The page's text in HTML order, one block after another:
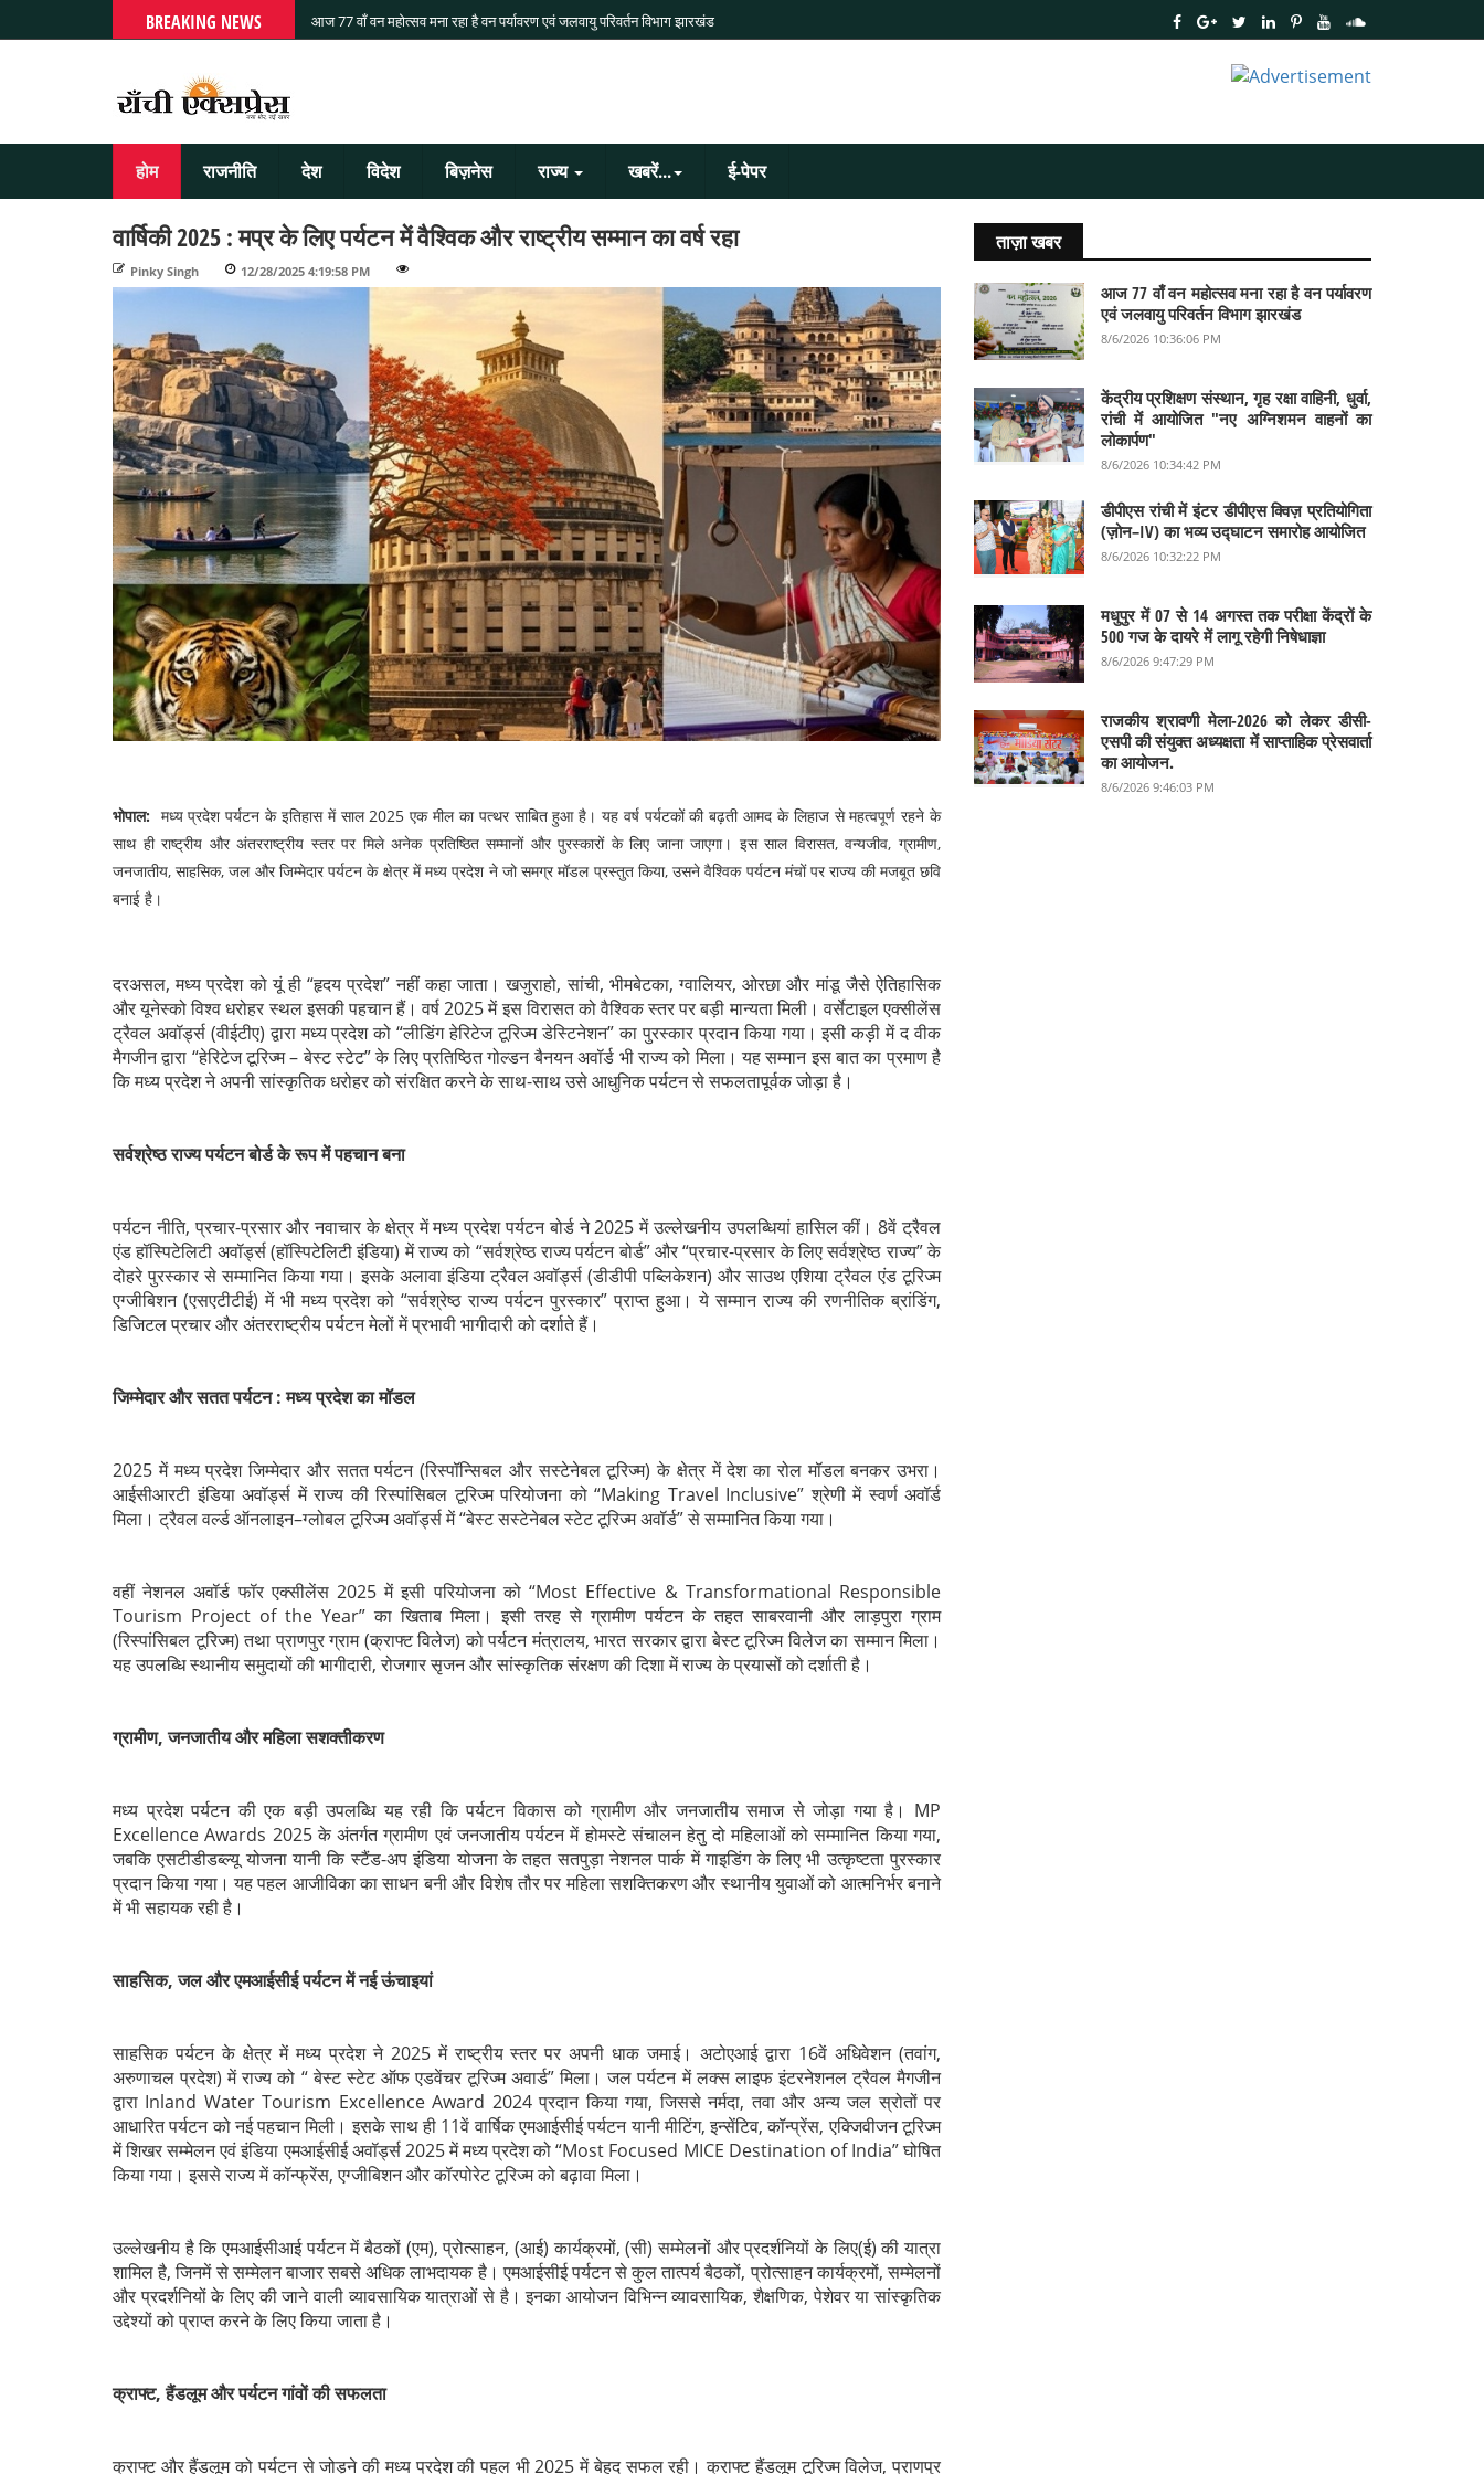
BREAKING NEWS आज 77 वाँ वन महोत्सव मना रहा है वन पर्यावरण एवं जलवायु परिवर्तन विभाग झारखंड
होम राजनीति देश विदेश बिज़नेस राज्य खबरें... ई-पेपर
वार्ष‍िकी 2025 : मप्र के लिए पर्यटन में वैश्‍विक और राष्‍ट्रीय सम्‍मान का वर्ष रहा
Pinky Singh 12/28/2025 4:19:58 PM
भोपाल: मध्य प्रदेश पर्यटन के इतिहास में साल 2025 एक मील का पत्थर साबित हुआ है। यह वर्ष पर्यटकों की बढ़ती आमद के लिहाज से महत्वपूर्ण रहने के
साथ ही राष्ट्रीय और अंतरराष्ट्रीय स्तर पर मिले अनेक प्रतिष्‍ठित सम्मानों और पुरस्कारों के लिए जाना जाएगा। इस साल विरासत, वन्यजीव, ग्रामीण,
जनजातीय, साहसिक, जल और जिम्मेदार पर्यटन के क्षेत्र में मध्य प्रदेश ने जो समग्र मॉडल प्रस्तुत किया, उसने वैश्विक पर्यटन मंचों पर राज्य की मजबूत छवि
बनाई है।
दरअसल, मध्य प्रदेश को यूं ही “हृदय प्रदेश” नहीं कहा जाता। खजुराहो, सांची, भीमबेटका, ग्वालियर, ओरछा और मांडू जैसे ऐतिहासिक
और यूनेस्को विश्व धरोहर स्थल इसकी पहचान हैं। वर्ष 2025 में इस विरासत को वैश्विक स्तर पर बड़ी मान्यता मिली। वर्सेटाइल एक्सीलेंस
ट्रैवल अवॉर्ड्स (वीईटीए) द्वारा मध्य प्रदेश को “लीडिंग हेरिटेज टूरिज्म डेस्टिनेशन” का पुरस्कार प्रदान किया गया। इसी कड़ी में द वीक
मैगजीन द्वारा “हेरिटेज टूरिज्म – बेस्ट स्टेट” के लिए प्रतिष्ठित गोल्डन बैनयन अवॉर्ड भी राज्य को मिला। यह सम्मान इस बात का प्रमाण है
कि मध्य प्रदेश ने अपनी सांस्कृतिक धरोहर को संरक्षित करने के साथ-साथ उसे आधुनिक पर्यटन से सफलतापूर्वक जोड़ा है।
सर्वश्रेष्ठ राज्य पर्यटन बोर्ड के रूप में पहचान बना
पर्यटन नीति, प्रचार-प्रसार और नवाचार के क्षेत्र में मध्य प्रदेश पर्यटन बोर्ड ने 2025 में उल्लेखनीय उपलब्धियां हासिल कीं। 8वें ट्रैवल
एंड हॉस्पिटेलिटी अवॉर्ड्स (हॉस्पिटेलिटी इंडिया) में राज्य को “सर्वश्रेष्ठ राज्य पर्यटन बोर्ड” और “प्रचार-प्रसार के लिए सर्वश्रेष्ठ राज्य” के
दोहरे पुरस्कार से सम्मानित किया गया। इसके अलावा इंडिया ट्रैवल अवॉर्ड्स (डीडीपी पब्‍लिकेशन) और साउथ एशिया ट्रैवल एंड टूरिज्म
एग्जीबिशन (एसएटीटीई) में भी मध्य प्रदेश को “सर्वश्रेष्ठ राज्य पर्यटन पुरस्कार” प्राप्त हुआ। ये सम्मान राज्य की रणनीतिक ब्रांडिंग,
डिजिटल प्रचार और अंतरराष्ट्रीय पर्यटन मेलों में प्रभावी भागीदारी को दर्शाते हैं।
जिम्मेदार और सतत पर्यटन : मध्य प्रदेश का मॉडल
2025 में मध्य प्रदेश जिम्मेदार और सतत पर्यटन (रिस्पॉन्सिबल और सस्टेनेबल टूरिज्म) के क्षेत्र में देश का रोल मॉडल बनकर उभरा।
आईसीआरटी इंडिया अवॉर्ड्स में राज्य की रिस्पांसिबल टूरिज्म परियोजना को “Making Travel Inclusive” श्रेणी में स्वर्ण अवॉर्ड
मिला। ट्रैवल वर्ल्ड ऑनलाइन–ग्लोबल टूरिज्म अवॉर्ड्स में “बेस्ट सस्टेनेबल स्टेट टूरिज्म अवॉर्ड” से सम्मानित किया गया।
वहीं नेशनल अवॉर्ड फॉर एक्सीलेंस 2025 में इसी परियोजना को “Most Effective & Transformational Responsible
Tourism Project of the Year” का खिताब मिला। इसी तरह से ग्रामीण पर्यटन के तहत साबरवानी और लाड़पुरा ग्राम
(रिस्पांसिबल टूरिज्म) तथा प्राणपुर ग्राम (क्राफ्ट विलेज) को पर्यटन मंत्रालय, भारत सरकार द्वारा बेस्ट टूरिज्म विलेज का सम्मान मिला।
यह उपलब्धि स्थानीय समुदायों की भागीदारी, रोजगार सृजन और सांस्कृतिक संरक्षण की दिशा में राज्य के प्रयासों को दर्शाती है।
ग्रामीण, जनजातीय और महिला सशक्तीकरण
मध्य प्रदेश पर्यटन की एक बड़ी उपलब्धि यह रही कि पर्यटन विकास को ग्रामीण और जनजातीय समाज से जोड़ा गया है। MP
Excellence Awards 2025 के अंतर्गत ग्रामीण एवं जनजातीय पर्यटन में होमस्टे संचालन हेतु दो महिलाओं को सम्मानित किया गया,
जबकि एसटीडीडब्‍ल्‍यू योजना यानी कि स्टैंड-अप इंडिया योजना के तहत सतपुड़ा नेशनल पार्क में गाइडिंग के लिए भी उत्कृष्टता पुरस्कार
प्रदान किया गया। यह पहल आजीविका का साधन बनी और विशेष तौर पर महिला सशक्तिकरण और स्थानीय युवाओं को आत्मनिर्भर बनाने
में भी सहायक रही है।
साहसिक, जल और एमआईसीई पर्यटन में नई ऊंचाइयां
साहसिक पर्यटन के क्षेत्र में मध्य प्रदेश ने 2025 में राष्ट्रीय स्तर पर अपनी धाक जमाई। अटोएआई द्वारा 16वें अधिवेशन (तवांग,
अरुणाचल प्रदेश) में राज्य को “ बेस्‍ट स्‍टेट ऑफ एडवेंचर टूरिज्‍म अवार्ड” मिला। जल पर्यटन में लक्‍स लाइफ इंटरनेशनल ट्रैवल मैगजीन
द्वारा Inland Water Tourism Excellence Award 2024 प्रदान किया गया, जिससे नर्मदा, तवा और अन्य जल स्रोतों पर
आधारित पर्यटन को नई पहचान मिली। इसके साथ ही 11वें वार्षिक एमआईसीई पर्यटन यानी मीटिंग, इन्‍सेंटिव, कॉन्‍प्रेंस, एक्‍जिवीजन टूरिज्‍म
में शिखर सम्मेलन एवं इंडिया एमआईसीई अवॉर्ड्स 2025 में मध्य प्रदेश को “Most Focused MICE Destination of India” घोषित
किया गया। इससे राज्य में कॉन्फ्रेंस, एग्जीबिशन और कॉरपोरेट टूरिज्म को बढ़ावा मिला।
उल्‍लेखनीय है कि एमआईसीआई पर्यटन में बैठकों (एम), प्रोत्साहन, (आई) कार्यक्रमों, (सी) सम्मेलनों और प्रदर्शनियों के लिए(ई) की यात्रा
शामिल है, जिनमें से सम्मेलन बाजार सबसे अधिक लाभदायक है। एमआईसीई पर्यटन से कुल तात्पर्य बैठकों, प्रोत्साहन कार्यक्रमों, सम्मेलनों
और प्रदर्शनियों के लिए की जाने वाली व्यावसायिक यात्राओं से है। इनका आयोजन विभिन्न व्यावसायिक, शैक्षणिक, पेशेवर या सांस्कृतिक
उद्देश्यों को प्राप्त करने के लिए किया जाता है।
क्राफ्ट, हैंडलूम और पर्यटन गांवों की सफलता
क्राफ्ट और हैंडलूम को पर्यटन से जोड़ने की मध्य प्रदेश की पहल भी 2025 में बेहद सफल रही। क्राफ्ट हैंडलूम टूरिज्म विलेज, प्राणपुर
ताज़ा खबर
आज 77 वाँ वन महोत्सव मना रहा है वन पर्यावरण
एवं जलवायु परिवर्तन विभाग झारखंड
8/6/2026 10:36:06 PM
केंद्रीय प्रशिक्षण संस्थान, गृह रक्षा वाहिनी, धुर्वा,
रांची में आयोजित "नए अग्निशमन वाहनों का
लोकार्पण"
8/6/2026 10:34:42 PM
डीपीएस रांची में इंटर डीपीएस क्विज़ प्रतियोगिता
(ज़ोन–IV) का भव्य उद्घाटन समारोह आयोजित
8/6/2026 10:32:22 PM
मधुपुर में 07 से 14 अगस्त तक परीक्षा केंद्रों के
500 गज के दायरे में लागू रहेगी निषेधाज्ञा
8/6/2026 9:47:29 PM
राजकीय श्रावणी मेला-2026 को लेकर डीसी-
एसपी की संयुक्त अध्यक्षता में साप्ताहिक प्रेसवार्ता
का आयोजन.
8/6/2026 9:46:03 PM